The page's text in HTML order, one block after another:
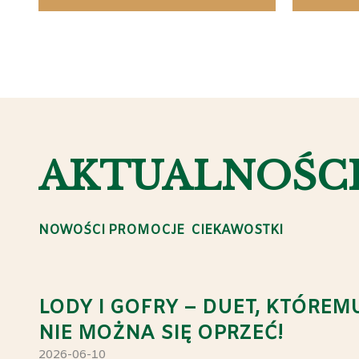
NOWOŚCI PROMOCJE CIEKAWOSTKI
LODY I GOFRY – DUET,
NIE MOŻNA SIĘ OPRZEĆ!
2026-06-10